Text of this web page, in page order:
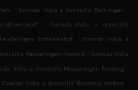
. Comida India a domicilio Bartringen .
.
Comida India a domicilio
Schlewenhof . Comida India a
Hesperingen Howald . Comida India
India a domicilio Hesperingen Fenteng .
Comida India a domicilio Bartreng Helfent .